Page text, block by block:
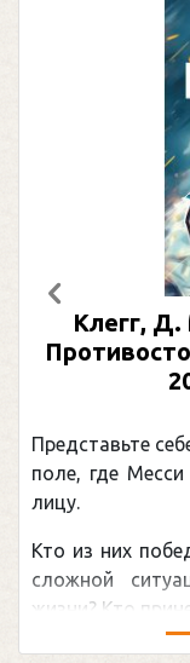
Клегг, Д.
Представьте
поле, где
лицу.
Кто из них
сложной
жизни? Кто
Предыдущий